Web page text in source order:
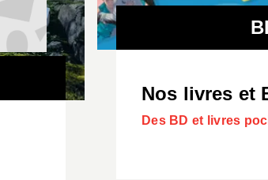
Nos livres et
Des BD et livres